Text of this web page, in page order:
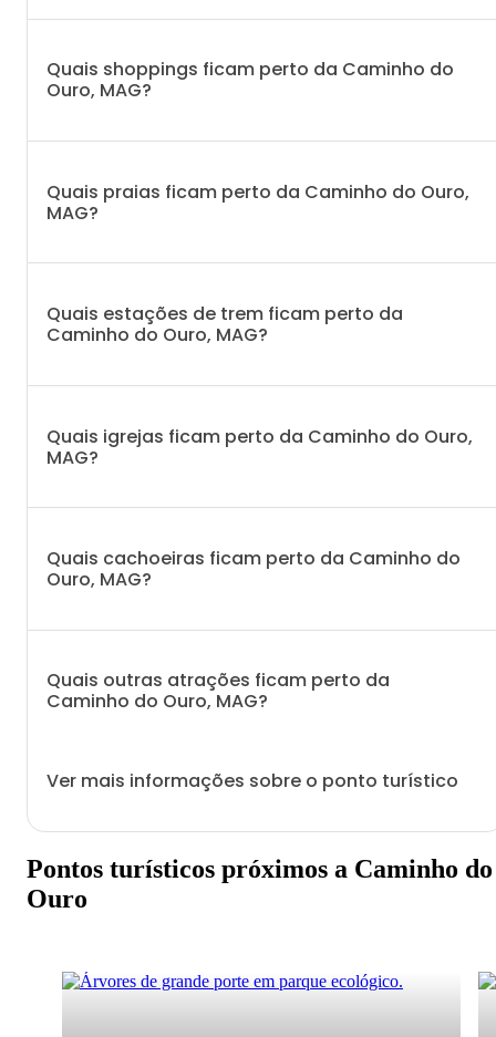
Quais shoppings ficam perto da Caminho do
Ouro, MAG?
Quais praias ficam perto da Caminho do Ouro,
MAG?
Quais estações de trem ficam perto da
Caminho do Ouro, MAG?
Quais igrejas ficam perto da Caminho do Ouro,
MAG?
Quais cachoeiras ficam perto da Caminho do
Ouro, MAG?
Quais outras atrações ficam perto da
Caminho do Ouro, MAG?
Ver mais informações sobre o ponto turístico
Pontos turísticos próximos a Caminho do
Ouro